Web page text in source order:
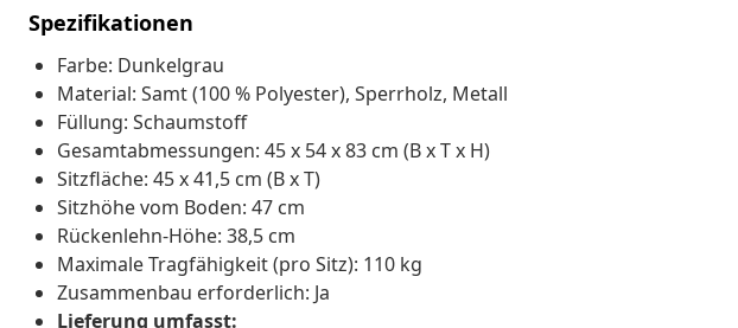
Spezifikationen
Farbe: Dunkelgrau
Material: Samt (100 % Polyester), Sperrholz, Metall
Füllung: Schaumstoff
Gesamtabmessungen: 45 x 54 x 83 cm (B x T x H)
Sitzfläche: 45 x 41,5 cm (B x T)
Sitzhöhe vom Boden: 47 cm
Rückenlehn-Höhe: 38,5 cm
Maximale Tragfähigkeit (pro Sitz): 110 kg
Zusammenbau erforderlich: Ja
Lieferung umfasst: